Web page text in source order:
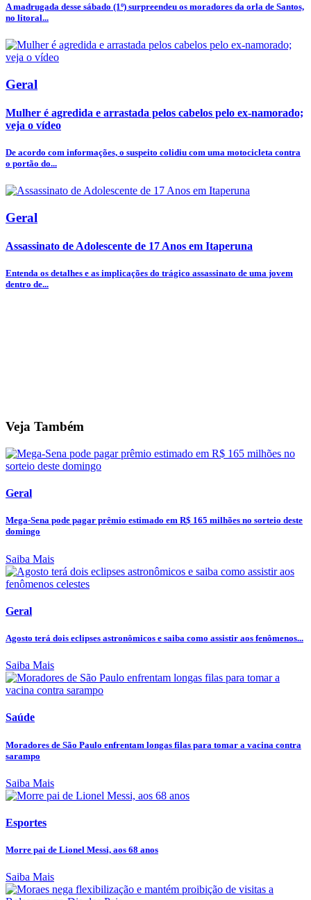
A madrugada desse sábado (1º) surpreendeu os moradores da orla de Santos,
no litoral...
Geral
Mulher é agredida e arrastada pelos cabelos pelo ex-namorado;
veja o vídeo
De acordo com informações, o suspeito colidiu com uma motocicleta contra
o portão do...
Geral
Assassinato de Adolescente de 17 Anos em Itaperuna
Entenda os detalhes e as implicações do trágico assassinato de uma jovem
dentro de...
Veja Também
Geral
Mega-Sena pode pagar prêmio estimado em R$ 165 milhões no sorteio deste
domingo
Saiba Mais
Geral
Agosto terá dois eclipses astronômicos e saiba como assistir aos fenômenos...
Saiba Mais
Saúde
Moradores de São Paulo enfrentam longas filas para tomar a vacina contra
sarampo
Saiba Mais
Esportes
Morre pai de Lionel Messi, aos 68 anos
Saiba Mais